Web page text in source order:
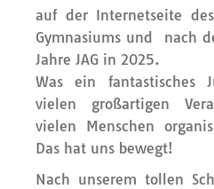
auf der Internetseite
Gymnasiums und nach
Jahre JAG in 2025.
Was ein fantastisches
vielen großartigen
vielen Menschen
Das hat uns bewegt!
Nach unserem tollen